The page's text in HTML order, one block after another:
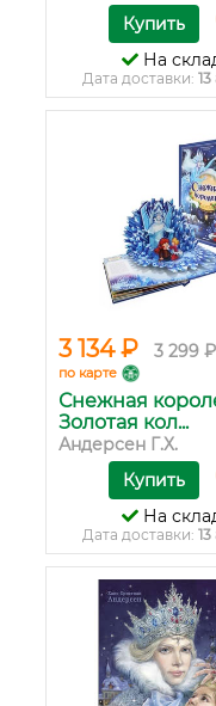
Купить
На
Дата доставки:
3 134 ₽ 3 299 ₽
по карте
Снежная
Золотая кол...
Андерсен Г.Х.
Купить
На
Дата доставки: